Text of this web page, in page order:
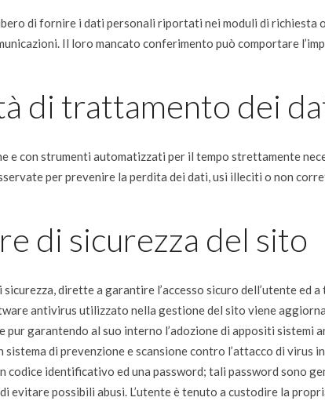
di fornire i dati personali riportati nei moduli di richiesta
Il loro mancato conferimento può comportare
di trattamento dei
con strumenti automatizzati per il tempo strettamente
per prevenire la perdita dei dati, usi illeciti o non
di sicurezza del sito
dirette a garantire l’accesso sicuro dell’utente ed
antivirus utilizzato nella gestione del sito viene
garantendo al suo interno l’adozione di appositi sistemi
di prevenzione e scansione contro l’attacco di virus
codice identificativo ed una password; tali password sono
evitare possibili abusi. L’utente è tenuto a custodire la